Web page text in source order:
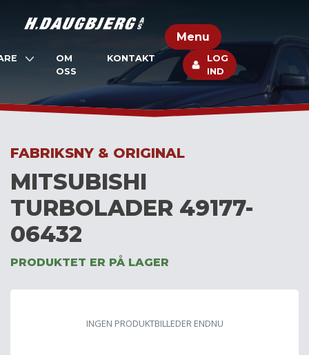
Menu
OM
OSS
KONTAKT
LOG
IND
FABRIKSNY & ORIGINAL
MITSUBISHI
TURBOLADER 49177-
06432
PRODUKTET ER PÅ LAGER
INGEN PRODUKTBILLEDER ENDNU